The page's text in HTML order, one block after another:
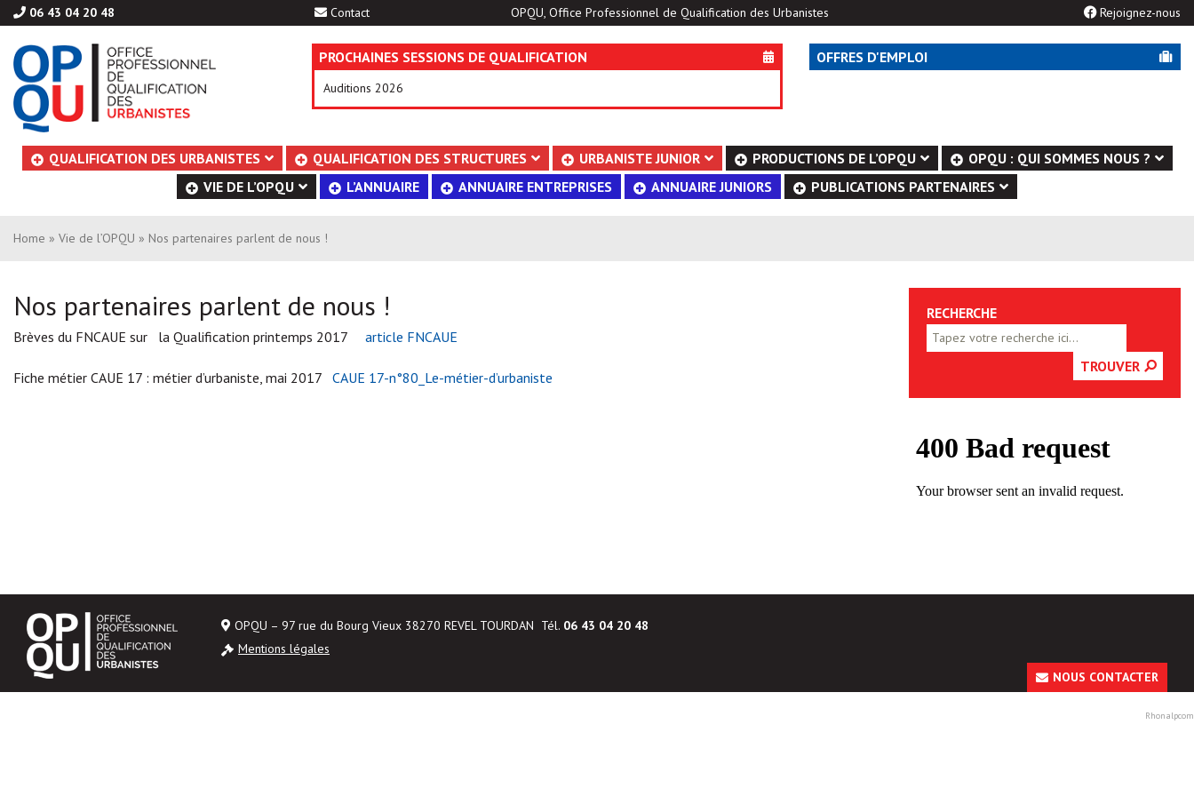
06 43 04 20 48 Contact OPQU, Office Professionnel de Qualification des Urbanistes Rejoignez-nous
PROCHAINES SESSIONS DE QUALIFICATION
Auditions 2026
OFFRES D'EMPLOI
Aller
au
QUALIFICATION DES URBANISTES QUALIFICATION DES STRUCTURES URBANISTE JUNIOR PRODUCTIONS DE L’OPQU
OPQU : QUI SOMMES NOUS ?
VIE DE L’OPQU
L’ANNUAIRE ANNUAIRE ENTREPRISES ANNUAIRE JUNIORS PUBLICATIONS PARTENAIRES
Home » Vie de l’OPQU » Nos partenaires parlent de nous !
Nos partenaires parlent de nous !
Brèves du FNCAUE sur la Qualification printemps 2017 article FNCAUE
Fiche métier CAUE 17 : métier d’urbaniste, mai 2017 CAUE 17-n°80_Le-métier-d’urbaniste
RECHERCHE
TROUVER
OPQU – 97 rue du Bourg Vieux 38270 REVEL TOURDAN Tél. 06 43 04 20 48
Mentions légales
NOUS CONTACTER
Rhonalpcom